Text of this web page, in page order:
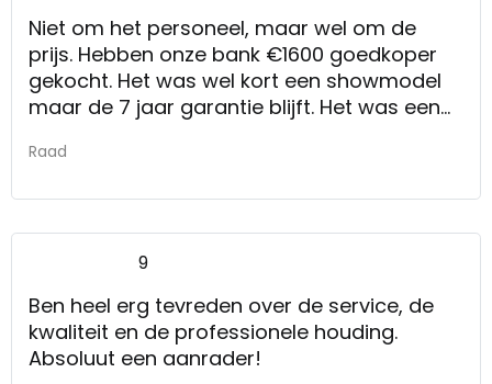
Niet om het personeel, maar wel om de
prijs. Hebben onze bank €1600 goedkoper
gekocht. Het was wel kort een showmodel
maar de 7 jaar garantie blijft. Het was een
gevraagd of er iets aan de prijs gedaan kon
Fam. De Raad
Raad
9
Ben heel erg tevreden over de service, de
kwaliteit en de professionele houding.
Absoluut een aanrader!